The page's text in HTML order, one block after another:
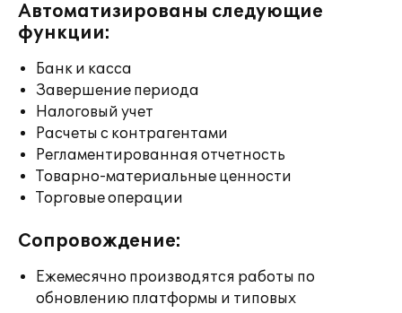
Автоматизированы следующие
функции:
Банк и касса
Завершение периода
Налоговый учет
Расчеты с контрагентами
Регламентированная отчетность
Товарно-материальные ценности
Торговые операции
Сопровождение:
Ежемесячно производятся работы по
обновлению платформы и типовых